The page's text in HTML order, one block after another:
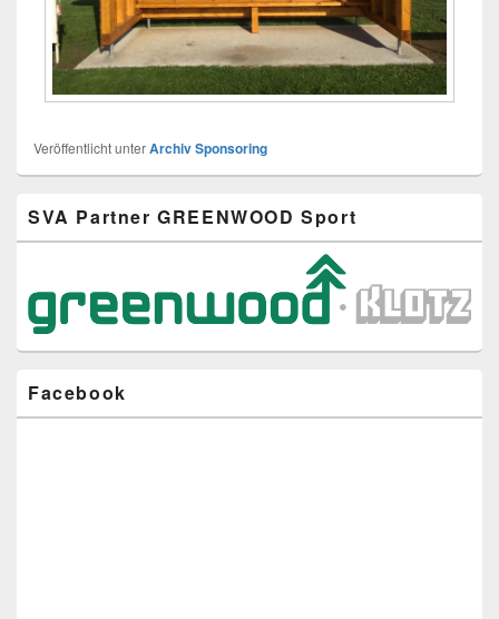
Veröffentlicht unterArchiv Sponsoring
Seitenleisten-
Widgetbereich
SVA Partner GREENWOOD Sport
Facebook